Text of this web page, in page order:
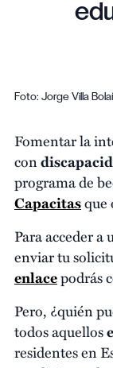
Foto: Jorge Villa
Fomentar la
con
programa de
Capacitasque
Para acceder a
enviar tu
enlacepodrás
Pero, ¿quién
todos aquellos
residentes en